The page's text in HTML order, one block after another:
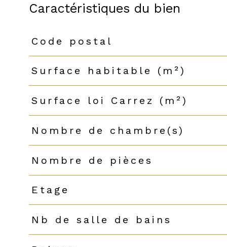
Caractéristiques du bien
Caractéristiques Valeurs
Code postal
Surface habitable (m²)
Surface loi Carrez (m²)
Nombre de chambre(s)
Nombre de pièces
Etage
Nb de salle de bains